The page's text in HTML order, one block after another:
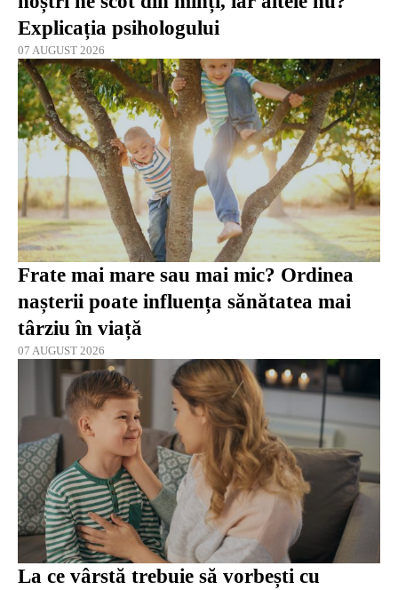
Explicația psihologului
07 AUGUST 2026
Frate mai mare sau mai mic? Ordinea
nașterii poate influența sănătatea mai
târziu în viață
07 AUGUST 2026
La ce vârstă trebuie să vorbești cu